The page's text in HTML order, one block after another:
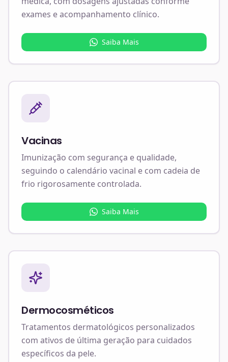
exames e acompanhamento clínico.
Saiba Mais
Vacinas
Imunização com segurança e qualidade,
seguindo o calendário vacinal e com cadeia de
frio rigorosamente controlada.
Saiba Mais
Dermocosméticos
Tratamentos dermatológicos personalizados
com ativos de última geração para cuidados
específicos da pele.